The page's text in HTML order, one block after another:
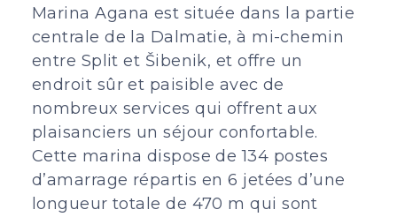
Marina Agana est située dans la partie
centrale de la Dalmatie, à mi-chemin
entre Split et Šibenik, et offre un
endroit sûr et paisible avec de
nombreux services qui offrent aux
plaisanciers un séjour confortable.
Cette marina dispose de 134 postes
d’amarrage répartis en 6 jetées d’une
longueur totale de 470 m qui sont